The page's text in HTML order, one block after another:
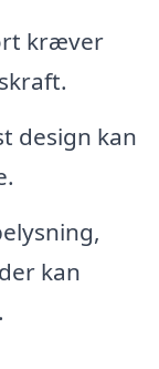
kræver
design kan
kan